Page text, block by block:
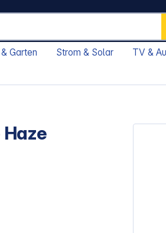
Garten Strom & Solar TV &